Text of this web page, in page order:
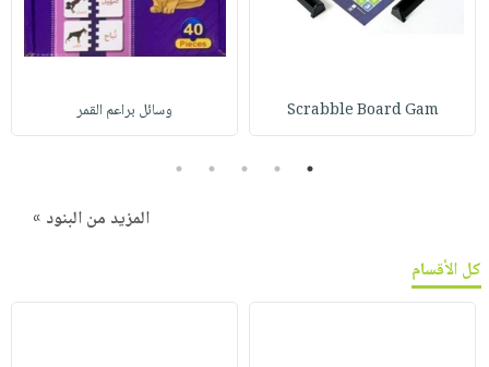
Scrabble Board Gam وسائل براعم القمر
1
2
3
4
5
المزيد من البنود »
كل الأقسام